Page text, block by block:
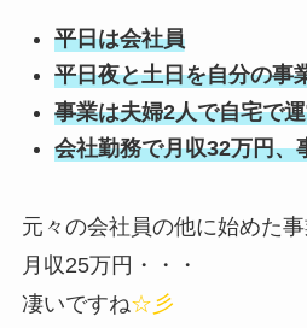
平日は会社員
平日夜と土日を自分の事
事業は夫婦2人で自宅で
会社勤務で月収32万円、
元々の会社員の他に始めた
月収25万円・・・
凄いですね☆彡